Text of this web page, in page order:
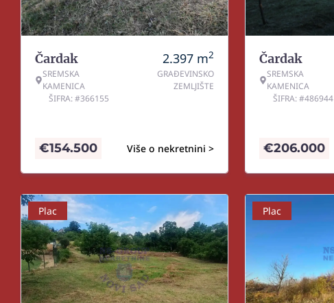
Čardak
SREMSKA
KAMENICA
ŠIFRA: #366155
2.397 m2
GRAĐEVINSKO
ZEMLJIŠTE
Više o nekretnini >
€154.500
Čardak
SREMSKA
KAMENICA
ŠIFRA: #486944
€206.000
Plac Plac